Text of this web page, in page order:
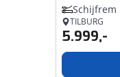
Schijfrem
TILBURG
5.999,-